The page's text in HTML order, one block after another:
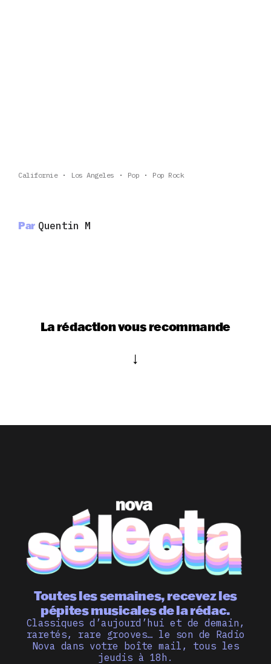
Californie Los Angeles Pop Pop Rock
Par Quentin M
La rédaction vous recommande
Toutes les semaines, recevez les
pépites musicales de la rédac.
Classiques d’aujourd’hui et de demain,
raretés, rare grooves… le son de Radio
Nova dans votre boîte mail, tous les
jeudis à 18h.